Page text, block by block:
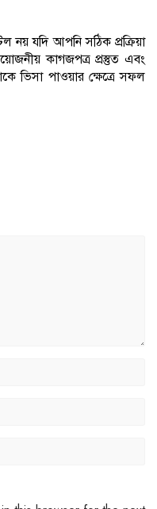
নয় যদি আপনি সঠিক প্রক্রিয়া
কাগজপত্র প্রস্তুত এবং
ভিসা পাওয়ার ক্ষেত্রে সফল